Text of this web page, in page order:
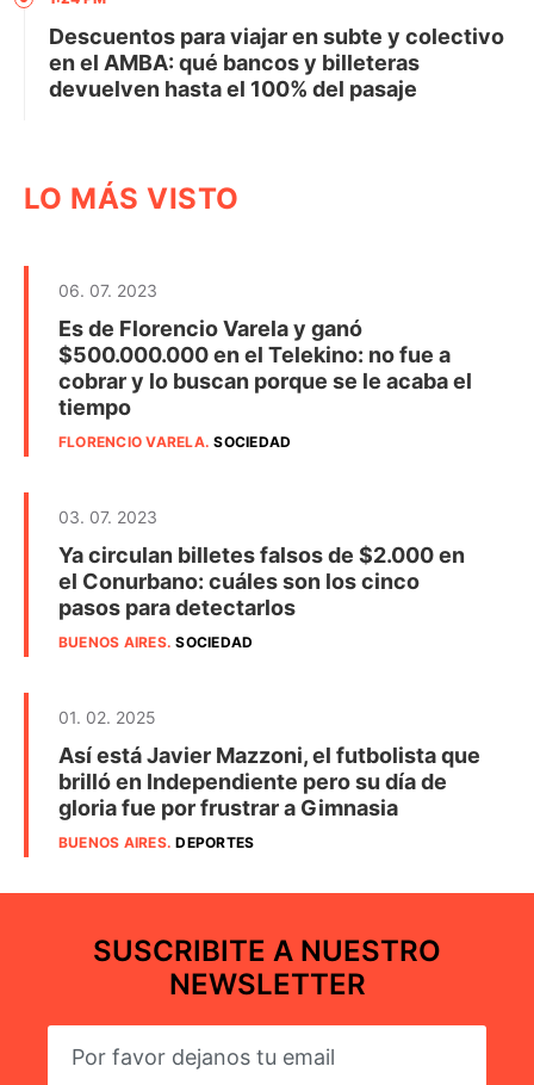
Descuentos para viajar en subte y colectivo
en el AMBA: qué bancos y billeteras
devuelven hasta el 100% del pasaje
LO MÁS VISTO
06. 07. 2023
Es de Florencio Varela y ganó
$500.000.000 en el Telekino: no fue a
cobrar y lo buscan porque se le acaba el
tiempo
FLORENCIO VARELA.SOCIEDAD
03. 07. 2023
Ya circulan billetes falsos de $2.000 en
el Conurbano: cuáles son los cinco
pasos para detectarlos
BUENOS AIRES.SOCIEDAD
01. 02. 2025
Así está Javier Mazzoni, el futbolista que
brilló en Independiente pero su día de
gloria fue por frustrar a Gimnasia
BUENOS AIRES.DEPORTES
SUSCRIBITE A NUESTRO
NEWSLETTER